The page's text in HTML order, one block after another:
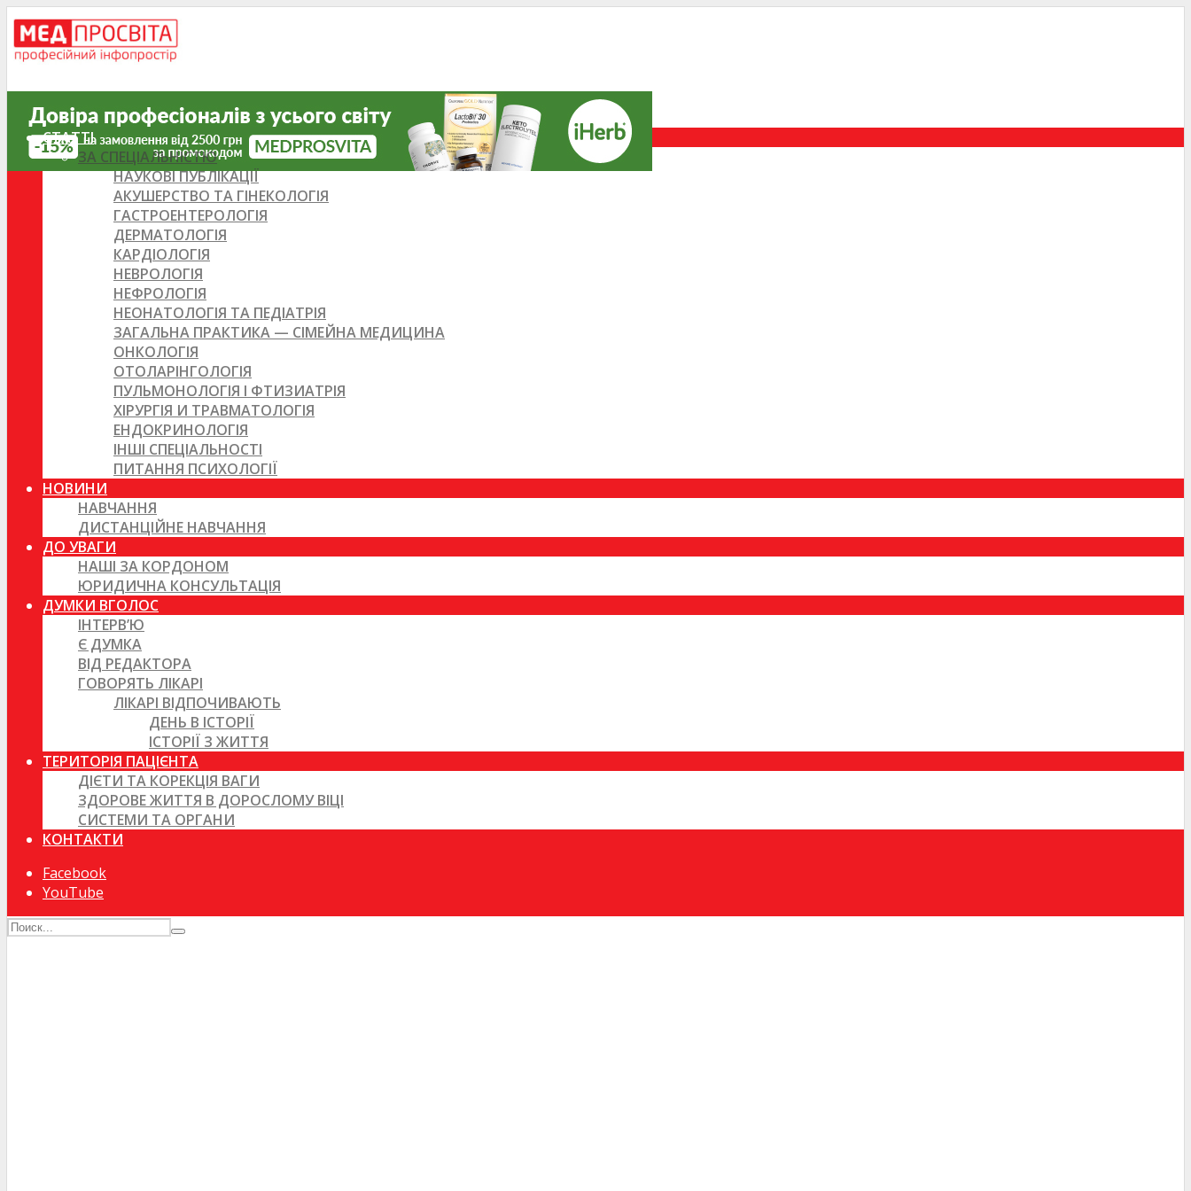
СТАТТІ
ЗА СПЕЦІАЛЬНІСТЮ
НАУКОВІ ПУБЛІКАЦІЇ
АКУШЕРСТВО ТА ГІНЕКОЛОГІЯ
ГАСТРОЕНТЕРОЛОГІЯ
ДЕРМАТОЛОГІЯ
КАРДІОЛОГІЯ
НЕВРОЛОГІЯ
НЕФРОЛОГІЯ
НЕОНАТОЛОГІЯ ТА ПЕДІАТРІЯ
ЗАГАЛЬНА ПРАКТИКА — СІМЕЙНА МЕДИЦИНА
ОНКОЛОГІЯ
ОТОЛАРІНГОЛОГІЯ
ПУЛЬМОНОЛОГІЯ І ФТИЗИАТРІЯ
ХІРУРГІЯ И ТРАВМАТОЛОГІЯ
ЕНДОКРИНОЛОГІЯ
ІНШІ СПЕЦІАЛЬНОСТІ
ПИТАННЯ ПСИХОЛОГІЇ
НОВИНИ
НАВЧАННЯ
ДИСТАНЦІЙНЕ НАВЧАННЯ
ДО УВАГИ
НАШІ ЗА КОРДОНОМ
ЮРИДИЧНА КОНСУЛЬТАЦІЯ
ДУМКИ ВГОЛОС
ІНТЕРВ’Ю
Є ДУМКА
ВІД РЕДАКТОРА
ГОВОРЯТЬ ЛІКАРІ
ЛІКАРІ ВІДПОЧИВАЮТЬ
ДЕНЬ В ІСТОРІЇ
ІСТОРІЇ З ЖИТТЯ
ТЕРИТОРІЯ ПАЦІЄНТА
ДІЄТИ ТА КОРЕКЦІЯ ВАГИ
ЗДОРОВЕ ЖИТТЯ В ДОРОСЛОМУ ВІЦІ
СИСТЕМИ ТА ОРГАНИ
КОНТАКТИ
Facebook
YouTube